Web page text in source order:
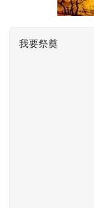
我要祭奠